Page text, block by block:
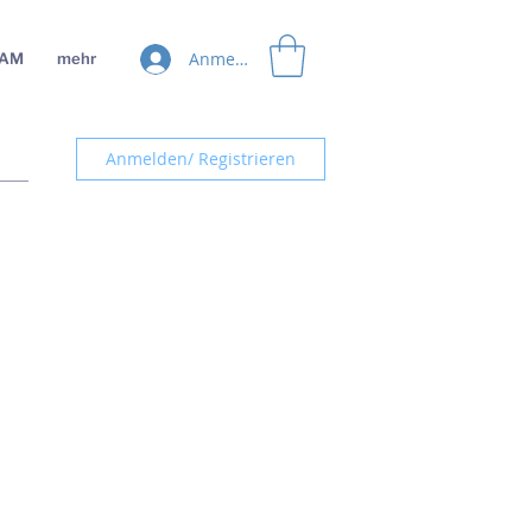
mehr Anmelden
Anmelden/ Registrieren